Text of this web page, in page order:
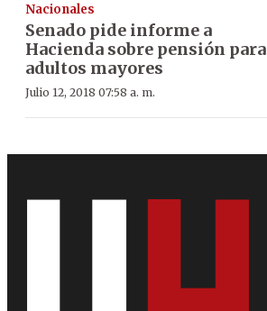
Nacionales
Senado pide informe a
Hacienda sobre pensión para
adultos mayores
Julio 12, 2018 07:58 a. m.